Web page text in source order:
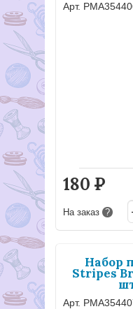
Арт.
180 Р
На заказ ?
Набор
Stripes
Арт.